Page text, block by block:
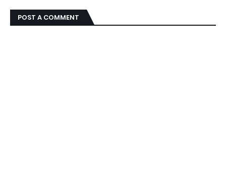
POST A COMMENT